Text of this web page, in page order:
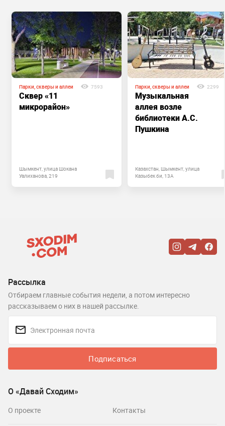
Парки, скверы и аллеи 7593
Сквер «11
микрорайон»
Шымкент, улица Шокана
Уалиханова, 219
Парки, скверы и аллеи 2299
Музыкальная
аллея возле
библиотеки А.С.
Пушкина
Казахстан, Шымкент, улица
Казыбек би, 13А
Рассылка
Отбираем главные события недели, а потом интересно
рассказываем о них в нашей рассылке.
Подписаться
О «Давай Сходим»
О проекте Контакты